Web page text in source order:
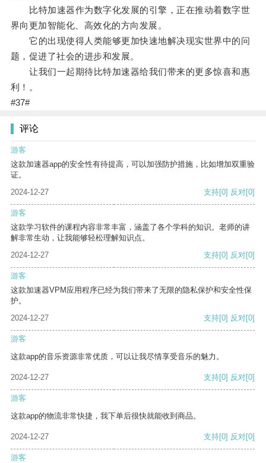
比特加速器作为数字化发展的引擎，正在推动着数字世
界向更加智能化、高效化的方向发展。
它的出现使得人类能够更加快速地解决现实世界中的问
题，促进了社会的进步和发展。
让我们一起期待比特加速器给我们带来的更多惊喜和惠
利！。
#37#
评论
游客
这款加速器app的安全性有待提高，可以加强防护措施，比如增加双重验
证。
2024-12-27
支持[0] 反对[0]
游客
这款学习软件的课程内容非常丰富，涵盖了各个学科的知识。老师的讲
解非常生动，让我能够轻松理解知识点。
2024-12-27
支持[0] 反对[0]
游客
这款加速器VPM应用程序已经为我们带来了无限的隐私保护和安全性保
护。
2024-12-27
支持[0] 反对[0]
游客
这款app的音乐资源非常优质，可以让我尽情享受音乐的魅力。
2024-12-27 支持[0] 反对[0]
游客
这款app的物流非常快捷，我下单后很快就能收到商品。
2024-12-27 支持[0] 反对[0]
游客